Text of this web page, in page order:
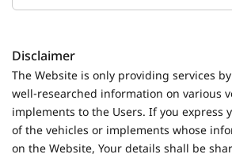
Disclaimer
The Website is only providing services
well-researched information on various
implements to the Users. If you express
of the vehicles or implements whose
on the Website, Your details shall be